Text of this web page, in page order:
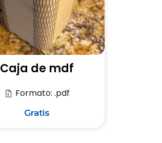
Caja de mdf
Formato: .pdf
Gratis